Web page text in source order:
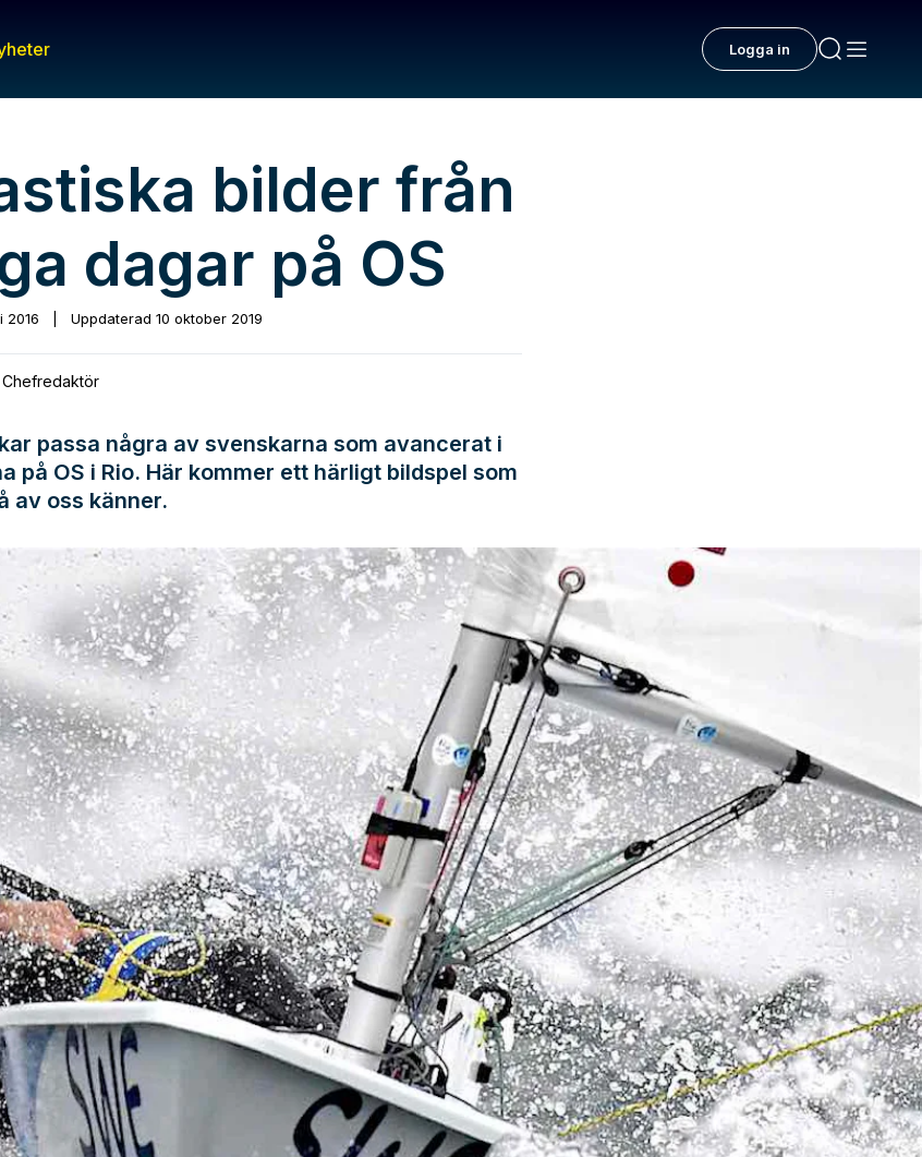
Logga in
bilder från
dagar på OS
2016 Uppdaterad 10 oktober 2019
Chefredaktör
passa några av svenskarna som avancerat i
på OS i Rio. Här kommer ett härligt bildspel som
av oss känner.